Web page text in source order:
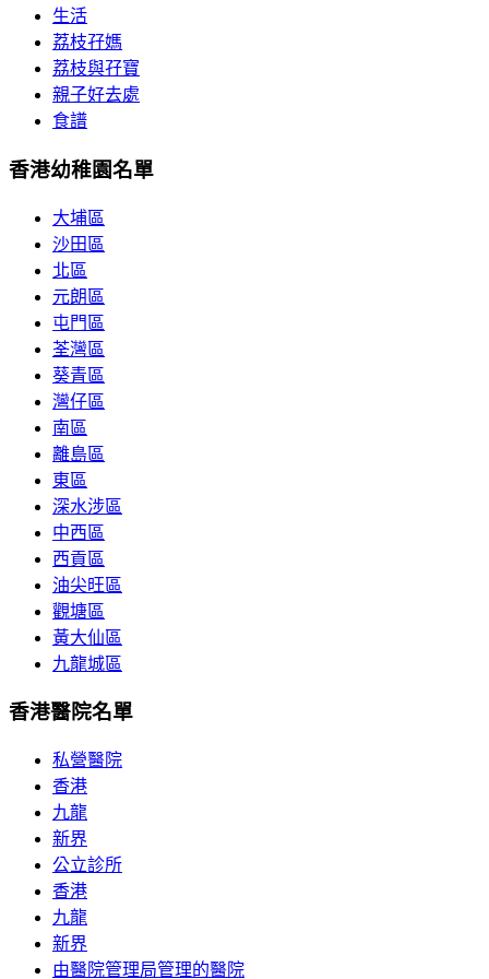
生活
荔枝孖媽
荔枝與孖寶
親子好去處
食譜
香港幼稚園名單
大埔區
沙田區
北區
元朗區
屯門區
荃灣區
葵青區
灣仔區
南區
離島區
東區
深水涉區
中西區
西貢區
油尖旺區
觀塘區
黃大仙區
九龍城區
香港醫院名單
私營醫院
香港
九龍
新界
公立診所
香港
九龍
新界
由醫院管理局管理的醫院